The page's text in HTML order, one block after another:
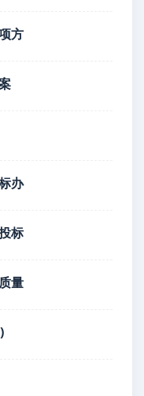
方
办
标
量